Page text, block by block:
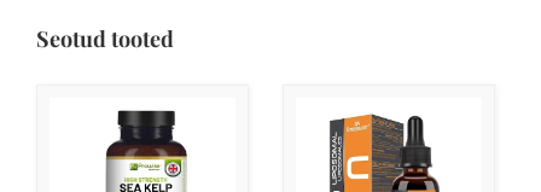
Seotud tooted